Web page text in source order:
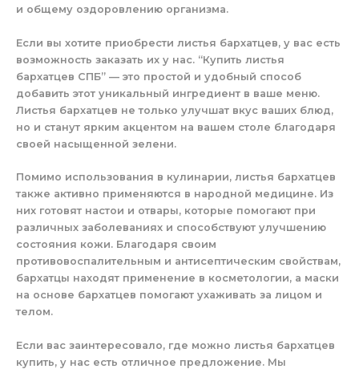
и общему оздоровлению организма.
Если вы хотите приобрести листья бархатцев, у вас есть
возможность заказать их у нас. “Купить листья
бархатцев СПБ” — это простой и удобный способ
добавить этот уникальный ингредиент в ваше меню.
Листья бархатцев не только улучшат вкус ваших блюд,
но и станут ярким акцентом на вашем столе благодаря
своей насыщенной зелени.
Помимо использования в кулинарии, листья бархатцев
также активно применяются в народной медицине. Из
них готовят настои и отвары, которые помогают при
различных заболеваниях и способствуют улучшению
состояния кожи. Благодаря своим
противовоспалительным и антисептическим свойствам,
бархатцы находят применение в косметологии, а маски
на основе бархатцев помогают ухаживать за лицом и
телом.
Если вас заинтересовало, где можно листья бархатцев
купить, у нас есть отличное предложение. Мы